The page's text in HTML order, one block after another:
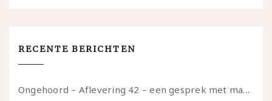
RECENTE BERICHTEN
Ongehoord – Aflevering 42 – een gesprek met marijn over seksueel opbloeien, het ouderschap uitvinden en verschillende leeftijden in je mee dragen